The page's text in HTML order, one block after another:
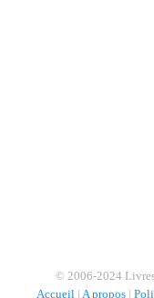
© 2006-2024
Accueil A propos